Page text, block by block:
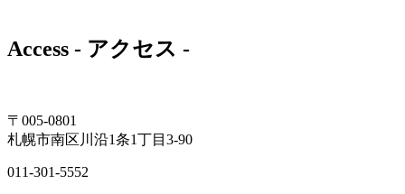
Access - アクセス -
〒005-0801
札幌市南区川沿1条1丁目3-90
011-301-5552